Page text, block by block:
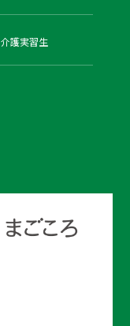
介護実習生